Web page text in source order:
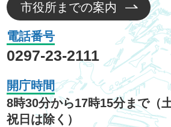
市役所までの案内
電話番号
0297-23-2111
開庁時間
8時30分から17時15分まで（
祝日は除く）